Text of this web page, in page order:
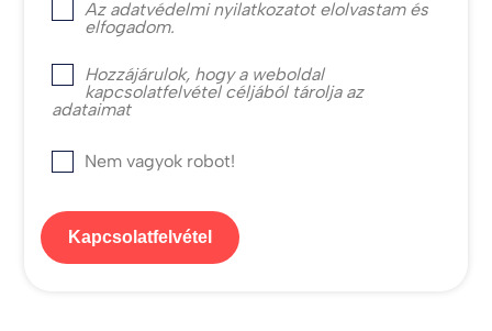
Az adatvédelmi nyilatkozatot elolvastam és
elfogadom.
Hozzájárulok, hogy a weboldal
kapcsolatfelvétel céljából tárolja az
adataimat
Nem vagyok robot!
Kapcsolatfelvétel